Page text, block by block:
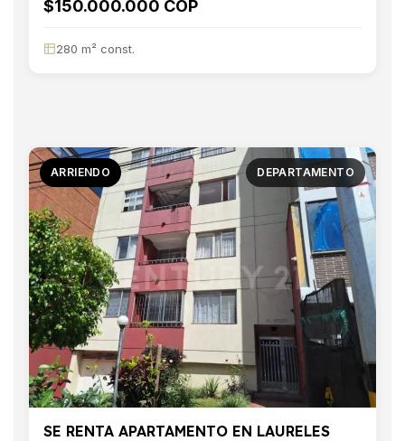
$150.000.000 COP
280 m² const.
ARRIENDO DEPARTAMENTO
SE RENTA APARTAMENTO EN LAURELES